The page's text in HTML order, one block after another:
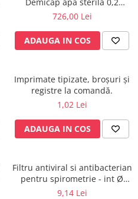
microni 60 cicluri cu gat gros
726,00 Lei
ADAUGA IN COS
Imprimate tipizate, broșuri și
registre la comandă.
1,02 Lei
ADAUGA IN COS
Filtru antiviral si antibacterian
pentru spirometrie - int Ø
27,0 x ext Ø 30,0 mm / int Ø
9,14 Lei